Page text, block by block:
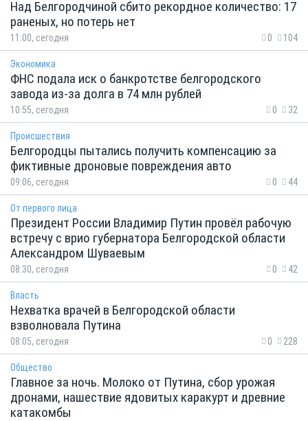
Над Белгородчиной сбито рекордное количество: 17
раненых, но потерь нет
11:00, сегодня 0 104
Экономика
ФНС подала иск о банкротстве белгородского
завода из-за долга в 74 млн рублей
10:55, сегодня 0 32
Происшествия
Белгородцы пытались получить компенсацию за
фиктивные дроновые повреждения авто
09:06, сегодня 0 44
От первого лица
Президент России Владимир Путин провёл рабочую
встречу с врио губернатора Белгородской области
Александром Шуваевым
08:30, сегодня 0 42
Власть
Нехватка врачей в Белгородской области
взволновала Путина
08:05, сегодня 0 228
Общество
Главное за ночь. Молоко от Путина, сбор урожая
дронами, нашествие ядовитых каракурт и древние
катакомбы